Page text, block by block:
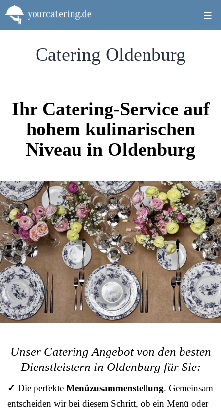
Zum
Inhalt
springen
Catering Oldenburg
Ihr Catering-Service auf
hohem kulinarischen
Niveau in Oldenburg
Unser Catering Angebot von den besten
Dienstleistern in Oldenburg für Sie:
✓ Die perfekte Menüzusammenstellung. Gemeinsam
entscheiden wir bei diesem Schritt, ob ein Menü oder